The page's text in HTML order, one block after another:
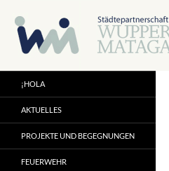
Inhalt
springen
¡HOLA
AKTUELLES
PROJEKTE UND BEGEGNUNGEN
FEUERWEHR